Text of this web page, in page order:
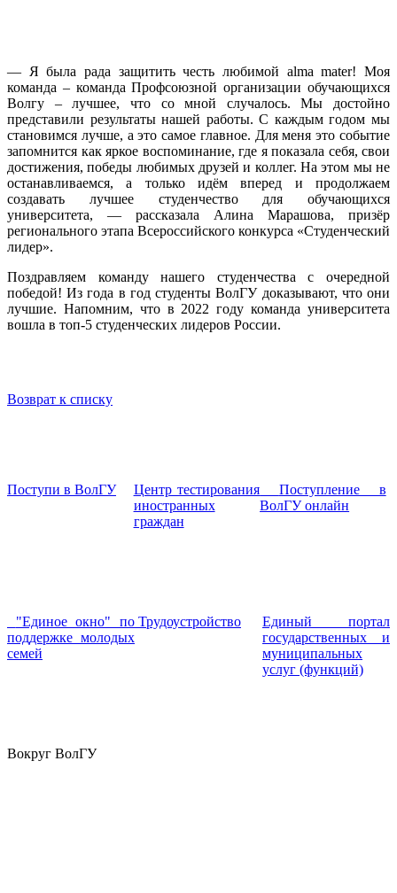
— Я была рада защитить честь любимой alma mater! Моя
команда – команда Профсоюзной организации обучающихся
Волгу – лучшее, что со мной случалось. Мы достойно
представили результаты нашей работы. С каждым годом мы
становимся лучше, а это самое главное. Для меня это событие
запомнится как яркое воспоминание, где я показала себя, свои
достижения, победы любимых друзей и коллег. На этом мы не
останавливаемся, а только идём вперед и продолжаем
создавать лучшее студенчество для обучающихся
университета, — рассказала Алина Марашова, призёр
регионального этапа Всероссийского конкурса «Студенческий
лидер».
Поздравляем команду нашего студенчества с очередной
победой! Из года в год студенты ВолГУ доказывают, что они
лучшие. Напомним, что в 2022 году команда университета
вошла в топ-5 студенческих лидеров России.
Возврат к списку
Поступи в ВолГУ
Центр тестирования
иностранных
граждан
Поступление в
ВолГУ онлайн
"Единое окно" по
поддержке молодых
семей
Трудоустройство
Единый портал
государственных и
муниципальных
услуг (функций)
Вокруг ВолГУ